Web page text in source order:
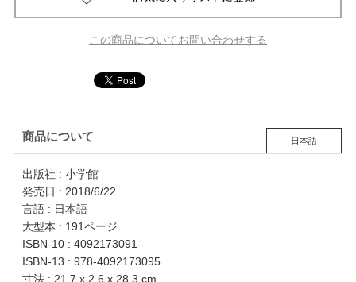
この商品についてお問い合わせする
商品について 日本語
出版社 : 小学館
発売日 : 2018/6/22
言語 : 日本語
大型本 : 191ページ
ISBN-10 : 4092173091
ISBN-13 : 978-4092173095
寸法 : 21.7 x 2.6 x 28.3 cm